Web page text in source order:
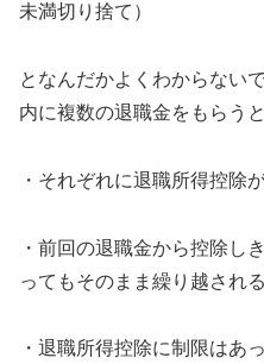
未満切り捨て）
となんだかよくわからない
内に複数の退職金をもらうと
・それぞれに退職所得控除
・前回の退職金から控除し
ってもそのまま繰り越され
・退職所得控除に制限はあ